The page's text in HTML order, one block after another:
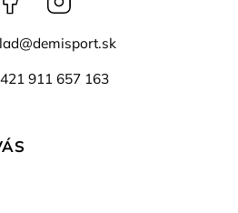
@demisport.sk
911 657 163